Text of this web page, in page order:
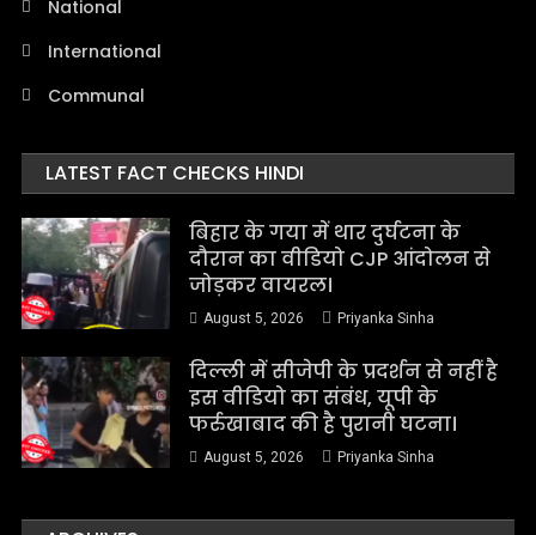
National
International
Communal
LATEST FACT CHECKS HINDI
बिहार के गया में थार दुर्घटना के
दौरान का वीडियो CJP आंदोलन से
जोड़कर वायरल।
August 5, 2026 Priyanka Sinha
दिल्ली में सीजेपी के प्रदर्शन से नहीं है
इस वीडियो का संबंध, यूपी के
फर्रुखाबाद की है पुरानी घटना।
August 5, 2026 Priyanka Sinha